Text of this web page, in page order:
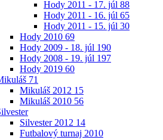
Hody 2011 - 17. júl 88
Hody 2011 - 16. júl 65
Hody 2011 - 15. júl 30
Hody 2010 69
Hody 2009 - 18. júl 190
Hody 2008 - 19. júl 197
Hody 2019 60
71
Mikuláš 2012 15
Mikuláš 2010 56
Silvester 2012 14
Futbalový turnaj 2010